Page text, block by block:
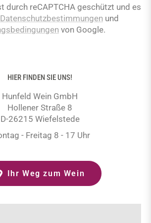
durch reCAPTCHA geschützt und es
Datenschutzbestimmungen und
von Google.
HIER FINDEN SIE UNS!
Hunfeld Wein GmbH
Hollener Straße 8
D-26215 Wiefelstede
- Freitag 8 - 17 Uhr
Ihr Weg zum Wein